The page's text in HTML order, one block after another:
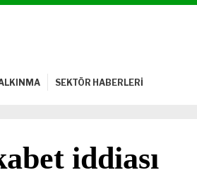
SEKTÖR HABERLERİ
iddiası